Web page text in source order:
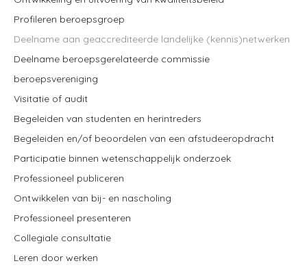
Profileren beroepsgroep
Deelname aan geaccrediteerde landelijke (kennis)netwerken
Deelname beroepsgerelateerde commissie
beroepsvereniging
Visitatie of audit
Begeleiden van studenten en herintreders
Begeleiden en/of beoordelen van een afstudeeropdracht
Participatie binnen wetenschappelijk onderzoek
Professioneel publiceren
Ontwikkelen van bij- en nascholing
Professioneel presenteren
Collegiale consultatie
Leren door werken